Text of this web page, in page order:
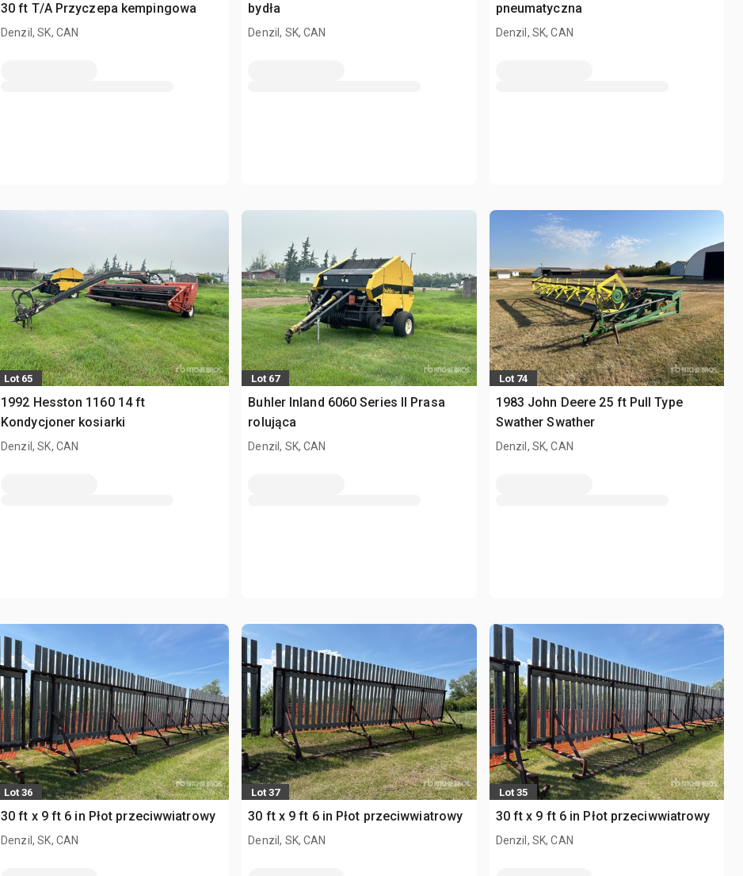
30 ft T/A Przyczepa kempingowa
Denzil, SK, CAN
bydła
Denzil, SK, CAN
pneumatyczna
Denzil, SK, CAN
Lot 65
1992 Hesston 1160 14 ft
Kondycjoner kosiarki
Denzil, SK, CAN
Lot 67
Buhler Inland 6060 Series II Prasa
rolująca
Denzil, SK, CAN
Lot 74
1983 John Deere 25 ft Pull Type
Swather Swather
Denzil, SK, CAN
Lot 36
30 ft x 9 ft 6 in Płot przeciwwiatrowy
Denzil, SK, CAN
Lot 37
30 ft x 9 ft 6 in Płot przeciwwiatrowy
Denzil, SK, CAN
Lot 35
30 ft x 9 ft 6 in Płot przeciwwiatrowy
Denzil, SK, CAN